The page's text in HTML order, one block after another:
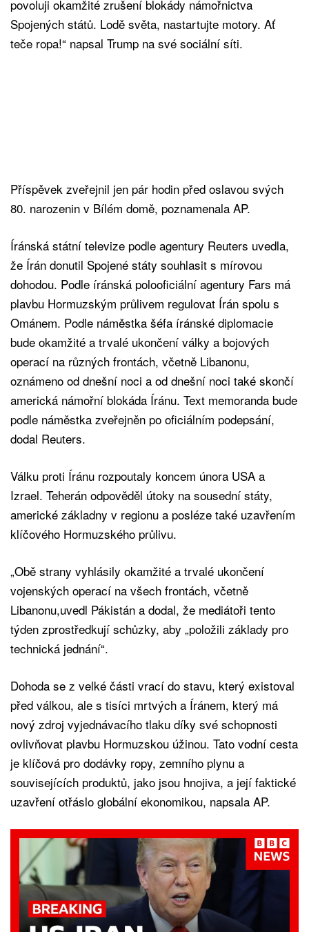
povoluji okamžité zrušení blokády námořnictva
Spojených států. Lodě světa, nastartujte motory. Ať
teče ropa!“ napsal Trump na své sociální síti.
Příspěvek zveřejnil jen pár hodin před oslavou svých
80. narozenin v Bílém domě, poznamenala AP.
Íránská státní televize podle agentury Reuters uvedla,
že Írán donutil Spojené státy souhlasit s mírovou
dohodou. Podle íránská polooficiální agentury Fars má
plavbu Hormuzským průlivem regulovat Írán spolu s
Ománem. Podle náměstka šéfa íránské diplomacie
bude okamžité a trvalé ukončení války a bojových
operací na různých frontách, včetně Libanonu,
oznámeno od dnešní noci a od dnešní noci také skončí
americká námořní blokáda Íránu. Text memoranda bude
podle náměstka zveřejněn po oficiálním podepsání,
dodal Reuters.
Válku proti Íránu rozpoutaly koncem února USA a
Izrael. Teherán odpověděl útoky na sousední státy,
americké základny v regionu a posléze také uzavřením
klíčového Hormuzského průlivu.
„Obě strany vyhlásily okamžité a trvalé ukončení
vojenských operací na všech frontách, včetně
Libanonu,uvedl Pákistán a dodal, že mediátoři tento
týden zprostředkují schůzky, aby „položili základy pro
technická jednání“.
Dohoda se z velké části vrací do stavu, který existoval
před válkou, ale s tisíci mrtvých a Íránem, který má
nový zdroj vyjednávacího tlaku díky své schopnosti
ovlivňovat plavbu Hormuzskou úžinou. Tato vodní cesta
je klíčová pro dodávky ropy, zemního plynu a
souvisejících produktů, jako jsou hnojiva, a její faktické
uzavření otřáslo globální ekonomikou, napsala AP.